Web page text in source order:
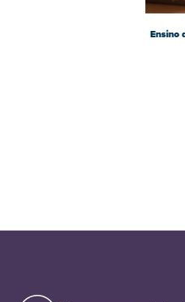
Ensino